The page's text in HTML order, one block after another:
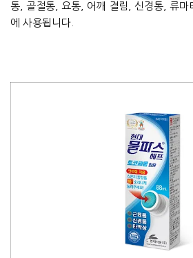
통, 골절통, 요통, 어깨 결림, 신경통, 류마
에 사용됩니다.